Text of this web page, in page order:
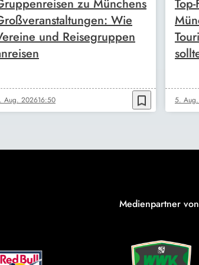
zu Münchens
Wie
und Reisegruppen
Aug. 202616:50 bookmark_border 5.
Medienpartner